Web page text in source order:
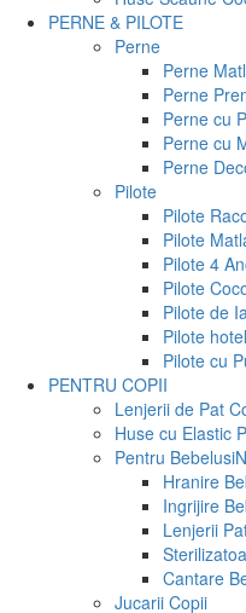
PERNE & PILOTE
Perne
Perne
Perne
Perne cu
Perne cu
Perne
Pilote
Pilote
Pilote
Pilote 4
Pilote
Pilote de
Pilote
Pilote cu
PENTRU COPII
Lenjerii de Pat
Huse cu Elastic
Pentru Bebelusi
Hranire
Ingrijire
Lenjerii
Cantare
Jucarii Copii